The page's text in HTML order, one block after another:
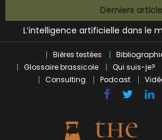
to
content
Derniers
L’intelligence artificielle dans le
BrewDog racheté par Tilray pour
Bières et célébrités
Bières testées
Glossaire brassicole
Qui suis-je?
Consulting
Podcast